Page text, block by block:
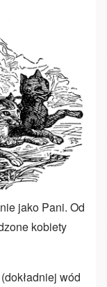
jako Pani. Od
kobiety
wód